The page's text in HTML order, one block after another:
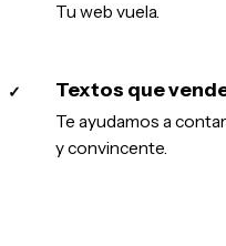
Tu web vuela.
✓ Textos que
Te ayudamos a
y convincente.